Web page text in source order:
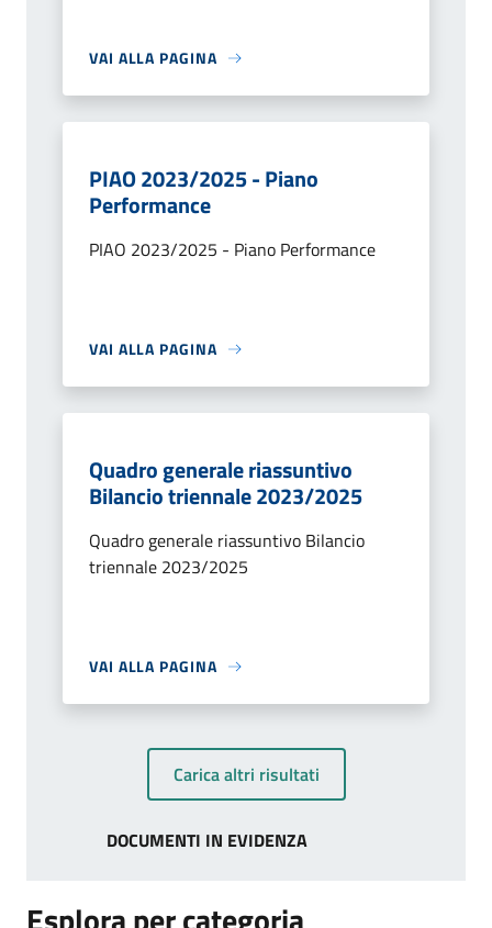
VAI ALLA PAGINA
PIAO 2023/2025 - Piano
Performance
PIAO 2023/2025 - Piano Performance
VAI ALLA PAGINA
Quadro generale riassuntivo
Bilancio triennale 2023/2025
Quadro generale riassuntivo Bilancio
triennale 2023/2025
VAI ALLA PAGINA
Carica altri risultati
DOCUMENTI IN EVIDENZA